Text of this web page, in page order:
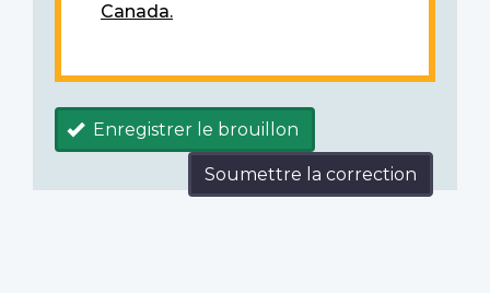
Canada.
Enregistrer le brouillon
Soumettre la correction